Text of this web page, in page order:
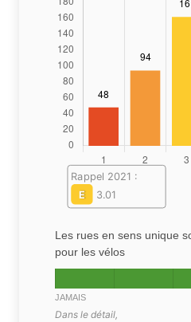
Rappel 2021 :
E
3.01
Les rues en sens unique
pour les vélos
JAMAIS
Dans le détail,